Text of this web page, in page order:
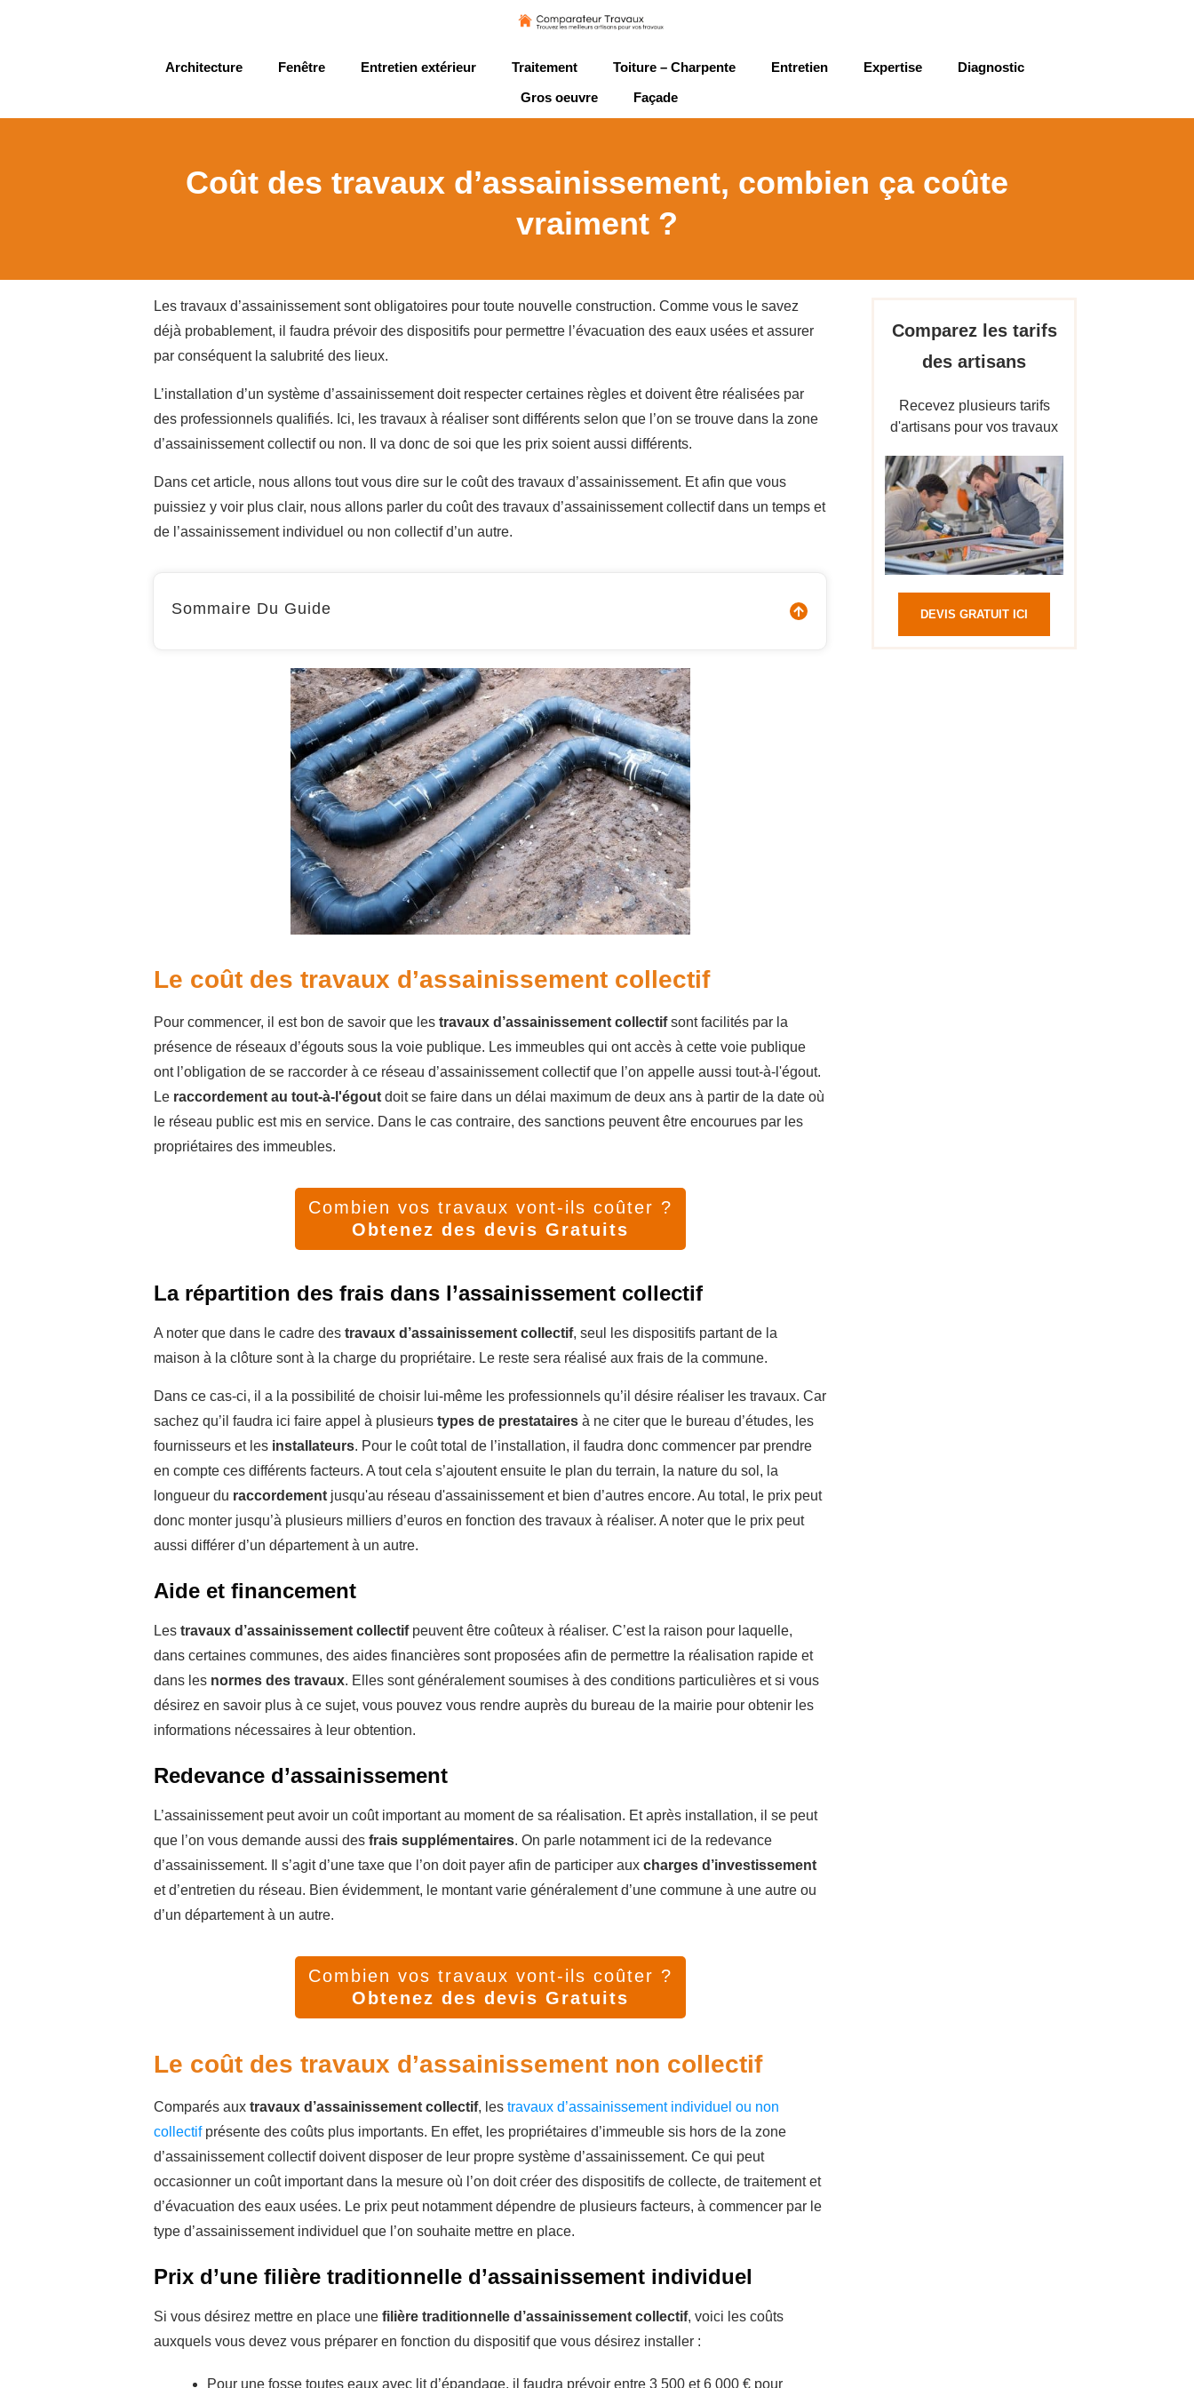
Architecture Fenêtre Entretien extérieur Traitement Toiture – Charpente Entretien Expertise
Diagnostic
Gros oeuvre
Façade
Coût des travaux d’assainissement, combien ça coûte
vraiment ?
Les travaux d’assainissement sont obligatoires pour toute nouvelle construction. Comme vous le savez
déjà probablement, il faudra prévoir des dispositifs pour permettre l’évacuation des eaux usées et assurer
par conséquent la salubrité des lieux.
L’installation d’un système d’assainissement doit respecter certaines règles et doivent être réalisées par
des professionnels qualifiés. Ici, les travaux à réaliser sont différents selon que l’on se trouve dans la zone
d’assainissement collectif ou non. Il va donc de soi que les prix soient aussi différents.
Dans cet article, nous allons tout vous dire sur le coût des travaux d’assainissement. Et afin que vous
puissiez y voir plus clair, nous allons parler du coût des travaux d’assainissement collectif dans un temps et
de l’assainissement individuel ou non collectif d’un autre.
Sommaire Du Guide
Le coût des travaux d’assainissement collectif
Pour commencer, il est bon de savoir que les travaux d’assainissement collectifsont facilités par la
présence de réseaux d’égouts sous la voie publique. Les immeubles qui ont accès à cette voie publique
ont l’obligation de se raccorder à ce réseau d’assainissement collectif que l’on appelle aussi tout-à-l'égout.
Le raccordement au tout-à-l'égout doit se faire dans un délai maximum de deux ans à partir de la date où
le réseau public est mis en service. Dans le cas contraire, des sanctions peuvent être encourues par les
propriétaires des immeubles.
Combien vos travaux vont-ils coûter ?
Obtenez des devis Gratuits
La répartition des frais dans l’assainissement collectif
A noter que dans le cadre des travaux d’assainissement collectif, seul les dispositifs partant de la
maison à la clôture sont à la charge du propriétaire. Le reste sera réalisé aux frais de la commune.
Dans ce cas-ci, il a la possibilité de choisir lui-même les professionnels qu’il désire réaliser les travaux. Car
sachez qu’il faudra ici faire appel à plusieurs types de prestataires à ne citer que le bureau d’études, les
fournisseurs et les installateurs. Pour le coût total de l’installation, il faudra donc commencer par prendre
en compte ces différents facteurs. A tout cela s’ajoutent ensuite le plan du terrain, la nature du sol, la
longueur du raccordement jusqu'au réseau d'assainissement et bien d’autres encore. Au total, le prix peut
donc monter jusqu’à plusieurs milliers d’euros en fonction des travaux à réaliser. A noter que le prix peut
aussi différer d’un département à un autre.
Aide et financement
Les travaux d’assainissement collectifpeuvent être coûteux à réaliser. C’est la raison pour laquelle,
dans certaines communes, des aides financières sont proposées afin de permettre la réalisation rapide et
dans les normes des travaux. Elles sont généralement soumises à des conditions particulières et si vous
désirez en savoir plus à ce sujet, vous pouvez vous rendre auprès du bureau de la mairie pour obtenir les
informations nécessaires à leur obtention.
Redevance d’assainissement
L’assainissement peut avoir un coût important au moment de sa réalisation. Et après installation, il se peut
que l’on vous demande aussi des frais supplémentaires. On parle notamment ici de la redevance
d’assainissement. Il s’agit d’une taxe que l’on doit payer afin de participer aux charges d’investissement
et d’entretien du réseau. Bien évidemment, le montant varie généralement d’une commune à une autre ou
d’un département à un autre.
Combien vos travaux vont-ils coûter ?
Obtenez des devis Gratuits
Le coût des travaux d’assainissement non collectif
Comparés aux travaux d’assainissement collectif, les travaux d’assainissement individuel ou non
collectifprésente des coûts plus importants. En effet, les propriétaires d’immeuble sis hors de la zone
d’assainissement collectif doivent disposer de leur propre système d’assainissement. Ce qui peut
occasionner un coût important dans la mesure où l’on doit créer des dispositifs de collecte, de traitement et
d’évacuation des eaux usées. Le prix peut notamment dépendre de plusieurs facteurs, à commencer par le
type d’assainissement individuel que l’on souhaite mettre en place.
Prix d’une filière traditionnelle d’assainissement individuel
Si vous désirez mettre en place une filière traditionnelle d’assainissement collectif, voici les coûts
auxquels vous devez vous préparer en fonction du dispositif que vous désirez installer :
Pour une fosse toutes eaux avec lit d’épandage, il faudra prévoir entre 3 500 et 6 000 € pour
Comparez les tarifs
des artisans
Recevez plusieurs tarifs
d'artisans pour vos travaux
DEVIS GRATUIT ICI